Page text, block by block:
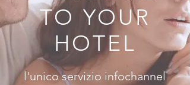
TO YOUR
HOTEL
l'unico servizio infochannel